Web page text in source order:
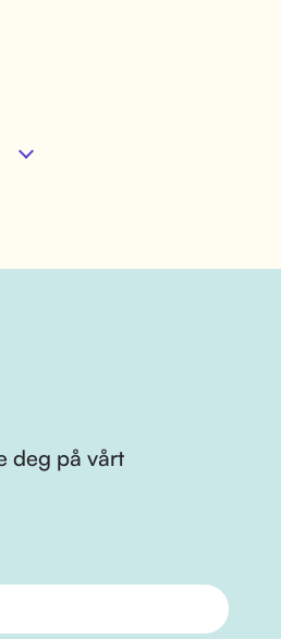
deg på vårt